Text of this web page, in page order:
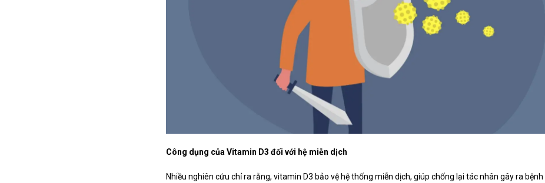
Công dụng của Vitamin D3 đối với hệ miễn dịch
Nhiều nghiên cứu chỉ ra rằng, vitamin D3 bảo vệ hệ thống miễn dịch, giúp chống lại tác nhân gây ra